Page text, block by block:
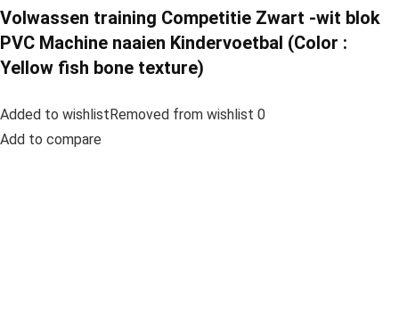
Volwassen training Competitie Zwart -wit blok
PVC Machine naaien Kindervoetbal (Color :
Yellow fish bone texture)
Added to wishlistRemoved from wishlist 0
Add to compare